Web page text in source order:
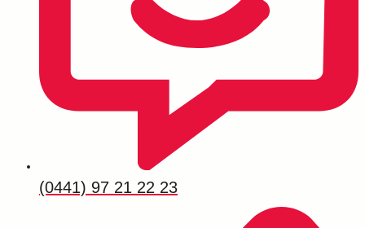
(0441) 97 21 22 23